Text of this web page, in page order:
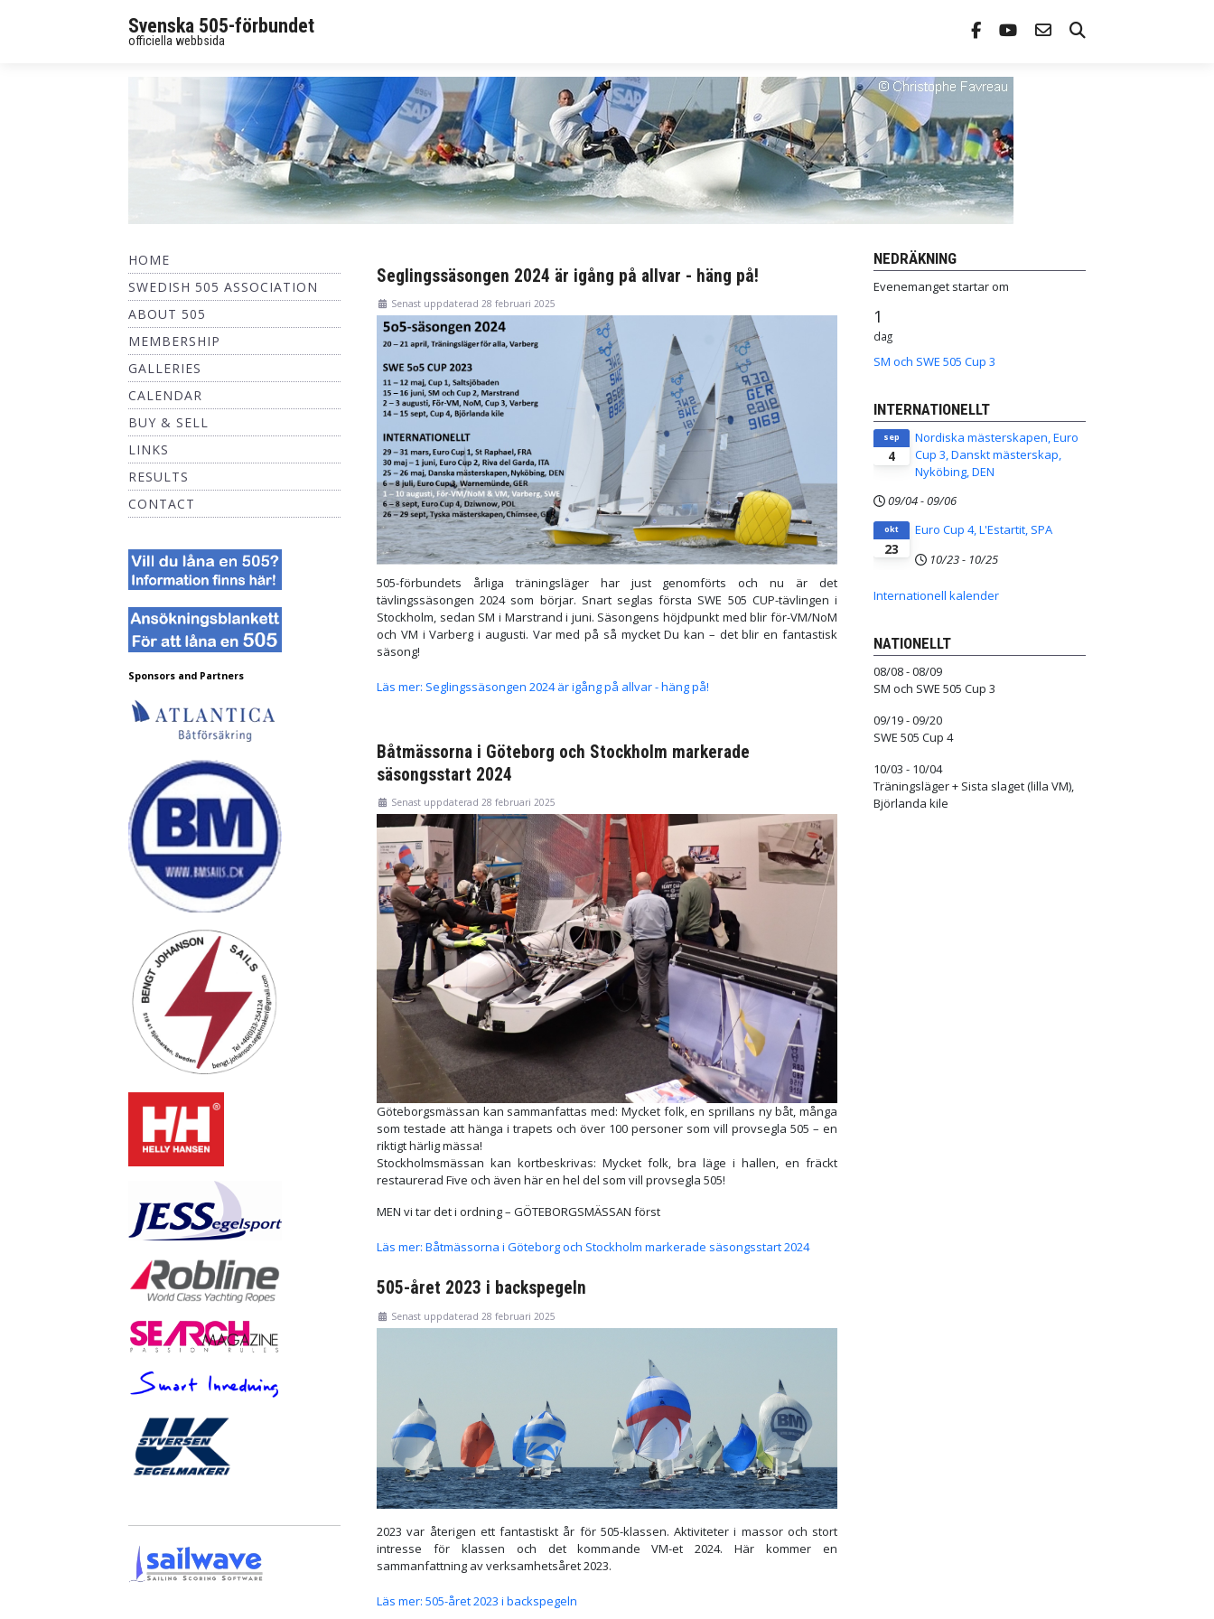
Svenska 505-förbundet
officiella webbsida
HOME
SWEDISH 505 ASSOCIATION
ABOUT 505
MEMBERSHIP
GALLERIES
CALENDAR
BUY & SELL
LINKS
RESULTS
CONTACT
Sponsors and Partners
Seglingssäsongen 2024 är igång på allvar - häng på!
Senast uppdaterad 28 februari 2025
505-förbundets årliga träningsläger har just genomförts och nu är det
tävlingssäsongen 2024 som börjar. Snart seglas första SWE 505 CUP-tävlingen i
Stockholm, sedan SM i Marstrand i juni. Säsongens höjdpunkt med blir för-VM/NoM
och VM i Varberg i augusti. Var med på så mycket Du kan – det blir en fantastisk
säsong!
Läs mer: Seglingssäsongen 2024 är igång på allvar - häng på!
Båtmässorna i Göteborg och Stockholm markerade
säsongsstart 2024
Senast uppdaterad 28 februari 2025
Göteborgsmässan kan sammanfattas med: Mycket folk, en sprillans ny båt, många
som testade att hänga i trapets och över 100 personer som vill provsegla 505 – en
riktigt härlig mässa!
Stockholmsmässan kan kortbeskrivas: Mycket folk, bra läge i hallen, en fräckt
restaurerad Five och även här en hel del som vill provsegla 505!
MEN vi tar det i ordning – GÖTEBORGSMÄSSAN först
Läs mer: Båtmässorna i Göteborg och Stockholm markerade säsongsstart 2024
505-året 2023 i backspegeln
Senast uppdaterad 28 februari 2025
2023 var återigen ett fantastiskt år för 505-klassen. Aktiviteter i massor och stort
intresse för klassen och det kommande VM-et 2024. Här kommer en
sammanfattning av verksamhetsåret 2023.
Läs mer: 505-året 2023 i backspegeln
NEDRÄKNING
Evenemanget startar om
1
dag
SM och SWE 505 Cup 3
INTERNATIONELLT
4
sep
Nordiska mästerskapen, Euro
Cup 3, Danskt mästerskap,
Nyköbing, DEN
09/04-09/06
23
okt
Euro Cup 4, L'Estartit, SPA
10/23- 10/25
Internationell kalender
NATIONELLT
08/08 - 08/09
SM och SWE 505 Cup 3
09/19 - 09/20
SWE 505 Cup 4
10/03 - 10/04
Träningsläger + Sista slaget (lilla VM),
Björlanda kile